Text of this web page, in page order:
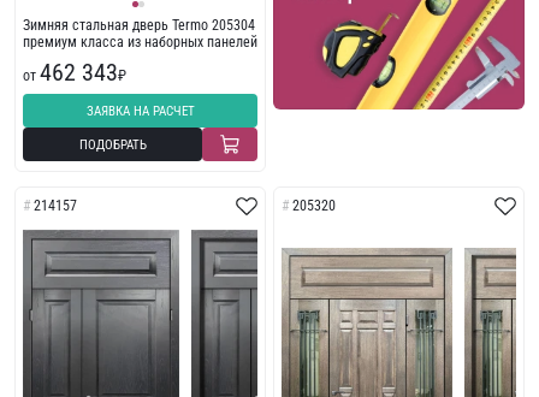
Зимняя стальная дверь Termo 205304
премиум класса из наборных панелей
от 462 343₽
ЗАЯВКА НА РАСЧЕТ
ПОДОБРАТЬ
214157 205320